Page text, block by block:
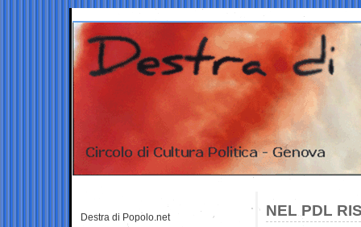
NEL PDL
Destra di Popolo.net